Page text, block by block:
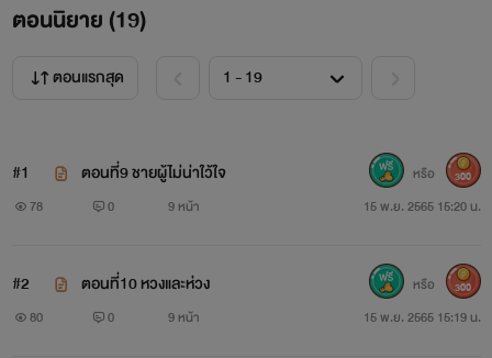
ตอนนิยาย (19)
ตอนแรกสุด
#1 ตอนที่9 ชายผู้ไม่น่าใว้ใจ
78 0 9 หน้า 15 พ.ย. 2565 15:20 น.
หรือ 300
#2 ตอนที่10 หวงและห่วง
80 0 9 หน้า 15 พ.ย. 2565 15:19 น.
หรือ 300